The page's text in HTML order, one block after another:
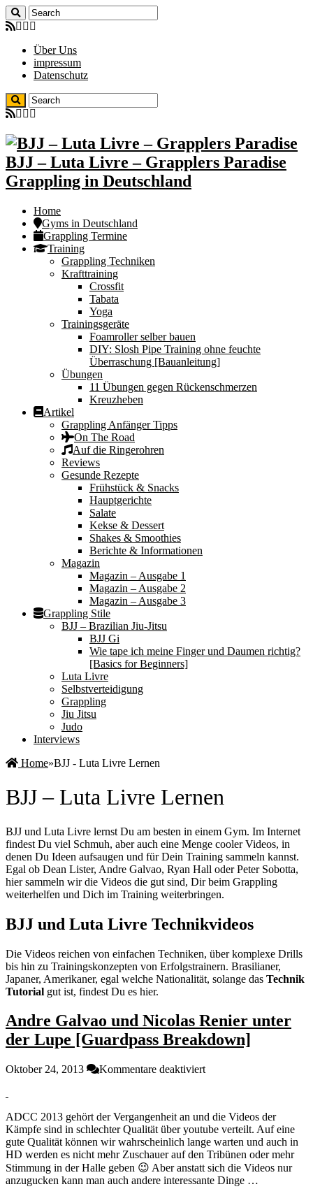
Über Uns
impressum
Datenschutz
BJJ – Luta Livre – Grapplers Paradise
Grappling in Deutschland
Home
Gyms in Deutschland
Grappling Termine
Training
Grappling Techniken
Krafttraining
Crossfit
Tabata
Yoga
Trainingsgeräte
Foamroller selber bauen
DIY: Slosh Pipe Training ohne feuchte
Überraschung [Bauanleitung]
Übungen
11 Übungen gegen Rückenschmerzen
Kreuzheben
Artikel
Grappling Anfänger Tipps
On The Road
Auf die Ringerohren
Reviews
Gesunde Rezepte
Frühstück & Snacks
Hauptgerichte
Salate
Kekse & Dessert
Shakes & Smoothies
Berichte & Informationen
Magazin
Magazin – Ausgabe 1
Magazin – Ausgabe 2
Magazin – Ausgabe 3
Grappling Stile
BJJ – Brazilian Jiu-Jitsu
BJJ Gi
Wie tape ich meine Finger und Daumen richtig?
[Basics for Beginners]
Luta Livre
Selbstverteidigung
Grappling
Jiu Jitsu
Judo
Interviews
Home»BJJ - Luta Livre Lernen
BJJ – Luta Livre Lernen
BJJ und Luta Livre lernst Du am besten in einem Gym. Im Internet
findest Du viel Schmuh, aber auch eine Menge cooler Videos, in
denen Du Ideen aufsaugen und für Dein Training sammeln kannst.
Egal ob Dean Lister, Andre Galvao, Ryan Hall oder Peter Sobotta,
hier sammeln wir die Videos die gut sind, Dir beim Grappling
weiterhelfen und Dich im Training weiterbringen.
BJJ und Luta Livre Technikvideos
Die Videos reichen von einfachen Techniken, über komplexe Drills
bis hin zu Trainingskonzepten von Erfolgstrainern. Brasilianer,
Japaner, Amerikaner, egal welche Nationalität, solange das Technik
Tutorial gut ist, findest Du es hier.
Andre Galvao und Nicolas Renier unter
der Lupe [Guardpass Breakdown]
Oktober 24, 2013 Kommentare deaktiviertfür
Nicolas
Renier
unter
der
Lupe
[Guardpass
ADCC 2013 gehört der Vergangenheit an und die Videos der
Kämpfe sind in schlechter Qualität über youtube verteilt. Auf eine
gute Qualität können wir wahrscheinlich lange warten und auch in
HD werden es nicht mehr Zuschauer auf den Tribünen oder mehr
Stimmung in der Halle geben 😉 Aber anstatt sich die Videos nur
anzugucken kann man auch andere interessante Dinge …